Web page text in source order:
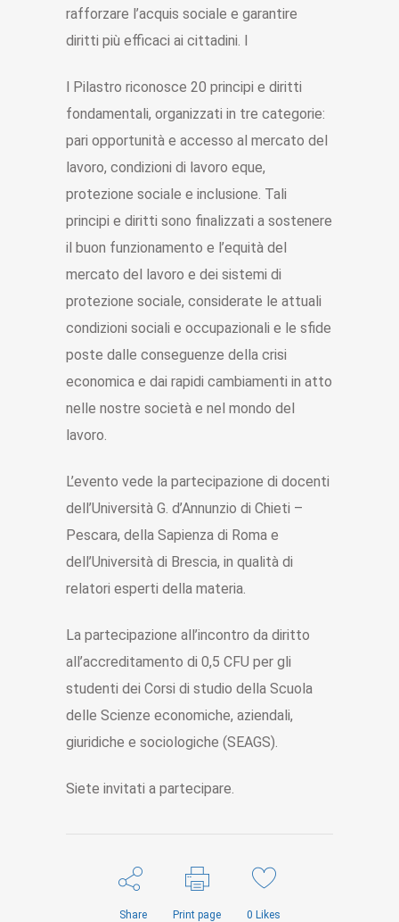
rafforzare l’acquis sociale e garantire
diritti più efficaci ai cittadini. I
l Pilastro riconosce 20 principi e diritti
fondamentali, organizzati in tre categorie:
pari opportunità e accesso al mercato del
lavoro, condizioni di lavoro eque,
protezione sociale e inclusione. Tali
principi e diritti sono finalizzati a sostenere
il buon funzionamento e l’equità del
mercato del lavoro e dei sistemi di
protezione sociale, considerate le attuali
condizioni sociali e occupazionali e le sfide
poste dalle conseguenze della crisi
economica e dai rapidi cambiamenti in atto
nelle nostre società e nel mondo del
lavoro.
L’evento vede la partecipazione di docenti
dell’Università G. d’Annunzio di Chieti –
Pescara, della Sapienza di Roma e
dell’Università di Brescia, in qualità di
relatori esperti della materia.
La partecipazione all’incontro da diritto
all’accreditamento di 0,5 CFU per gli
studenti dei Corsi di studio della Scuola
delle Scienze economiche, aziendali,
giuridiche e sociologiche (SEAGS).
Siete invitati a partecipare.
Share Print page 0 Likes